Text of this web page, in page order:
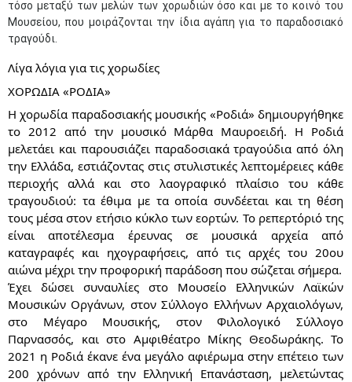
τόσο μεταξύ των μελών των χορωδιών όσο και με το κοινό του
Μουσείου, που μοιράζονται την ίδια αγάπη για το παραδοσιακό
τραγούδι.
Λίγα λόγια για τις χορωδίες
ΧΟΡΩΔΙΑ «ΡΟΔΙΑ»
Η χορωδία παραδοσιακής μουσικής «Ροδιά» δημιουργήθηκε
το 2012 από την μουσικό Μάρθα Μαυροειδή. Η Ροδιά
μελετάει και παρουσιάζει παραδοσιακά τραγούδια από όλη
την Ελλάδα, εστιάζοντας στις στυλιστικές λεπτομέρειες κάθε
περιοχής αλλά και στο λαογραφικό πλαίσιο του κάθε
τραγουδιού: τα έθιμα με τα οποία συνδέεται και τη θέση
τους μέσα στον ετήσιο κύκλο των εορτών. Το ρεπερτόριό της
είναι αποτέλεσμα έρευνας σε μουσικά αρχεία από
καταγραφές και ηχογραφήσεις, από τις αρχές του 20ου
αιώνα μέχρι την προφορική παράδοση που σώζεται σήμερα.
Έχει δώσει συναυλίες στο Μουσείο Ελληνικών Λαϊκών
Μουσικών Οργάνων, στον Σύλλογο Ελλήνων Αρχαιολόγων,
στο Μέγαρο Μουσικής, στον Φιλολογικό Σύλλογο
Παρνασσός, και στο Αμφιθέατρο Μίκης Θεοδωράκης. Το
2021 η Ροδιά έκανε ένα μεγάλο αφιέρωμα στην επέτειο των
200 χρόνων από την Ελληνική Επανάσταση, μελετώντας